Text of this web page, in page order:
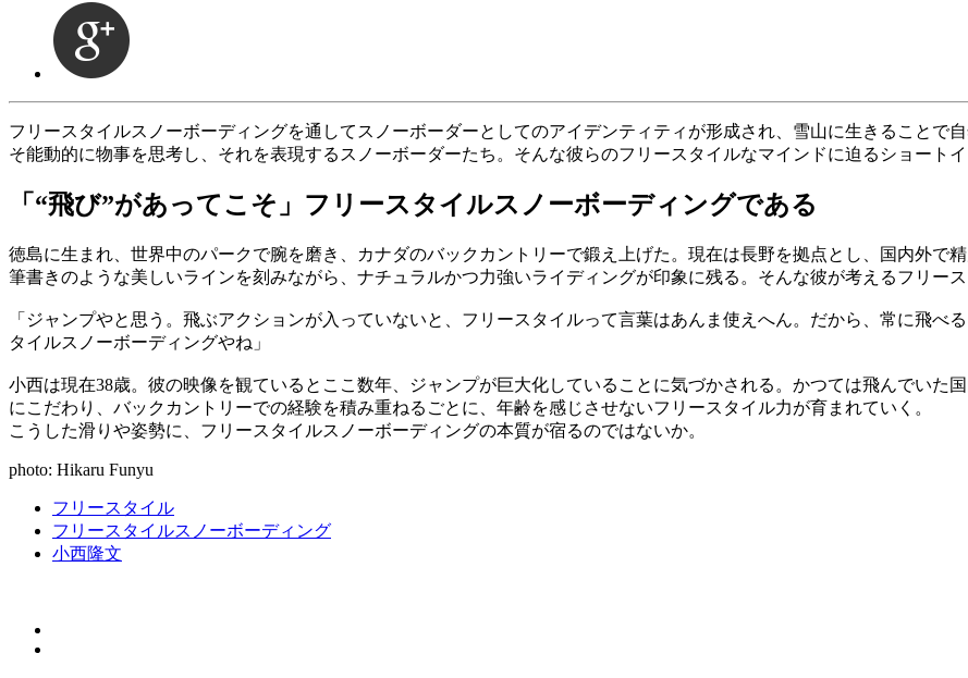
フリースタイルスノーボーディングを通してスノーボーダーとしてのアイデンティティが形成され、雪山に生きることで
そ能動的に物事を思考し、それを表現するスノーボーダーたち。そんな彼らのフリースタイルなマインドに迫るショートイ
「“飛び”があってこそ」フリースタイルスノーボーディングである
徳島に生まれ、世界中のパークで腕を磨き、カナダのバックカントリーで鍛え上げた。現在は長野を拠点とし、国内外で
筆書きのような美しいラインを刻みながら、ナチュラルかつ力強いライディングが印象に残る。そんな彼が考えるフリー
「ジャンプやと思う。飛ぶアクションが入っていないと、フリースタイルって言葉はあんま使えへん。だから、常に飛べ
タイルスノーボーディングやね」
小西は現在38歳。彼の映像を観ているとここ数年、ジャンプが巨大化していることに気づかされる。かつては飛んでいた
にこだわり、バックカントリーでの経験を積み重ねるごとに、年齢を感じさせないフリースタイル力が育まれていく。
こうした滑りや姿勢に、フリースタイルスノーボーディングの本質が宿るのではないか。
photo: Hikaru Funyu
フリースタイル
フリースタイルスノーボーディング
小西隆文